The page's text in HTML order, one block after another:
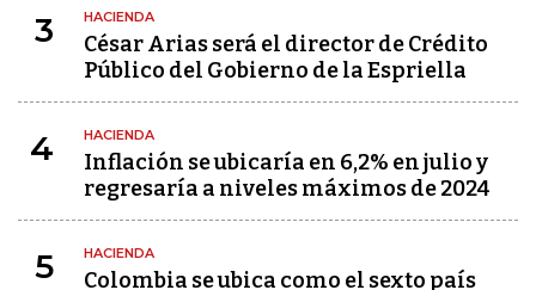
3 HACIENDA
César Arias será el director de Crédito
Público del Gobierno de la Espriella
4 HACIENDA
Inflación se ubicaría en 6,2% en julio y
regresaría a niveles máximos de 2024
5 HACIENDA
Colombia se ubica como el sexto país